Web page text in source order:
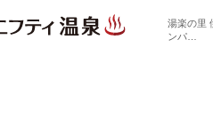
湯楽の里
ンパ…